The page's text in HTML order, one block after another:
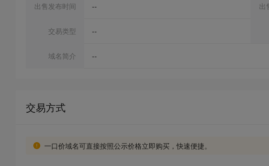
出售发布时间 -- 出
交易类型 --
域名简介 --
交易方式
一口价域名可直接按照公示价格立即购买，快速便捷。